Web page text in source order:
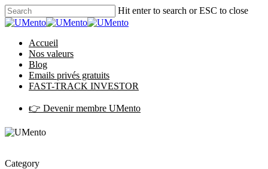
Hit enter to search or ESC to close
Accueil
Nos valeurs
Blog
Emails privés gratuits
FAST-TRACK INVESTOR
👉 Devenir membre UMento
Category